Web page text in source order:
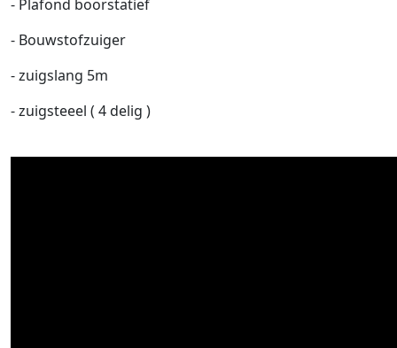
- Plafond boorstatief
- Bouwstofzuiger
- zuigslang 5m
- zuigsteeel ( 4 delig )